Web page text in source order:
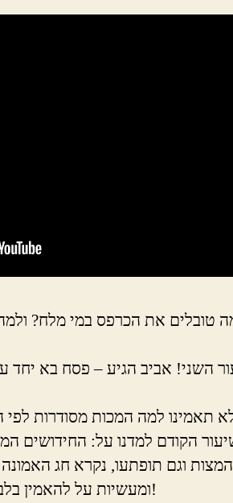
טובלים את הכרפס במי מלח?
השני! אביב הגיע – פסח בא יחד
הקודם למדנו על: החידושים
המצות וגם תופתעו, נקרא חג
ומעשיות על להאמין בלב שלם בדברי חכמים וצדיקים!